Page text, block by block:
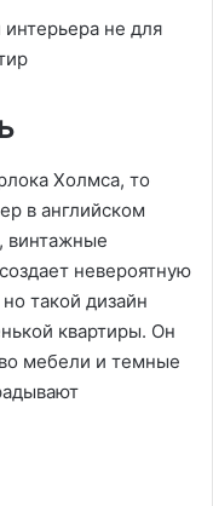
Холмса, то
в английском
винтажные
невероятную
такой дизайн
квартиры. Он
мебели и темные